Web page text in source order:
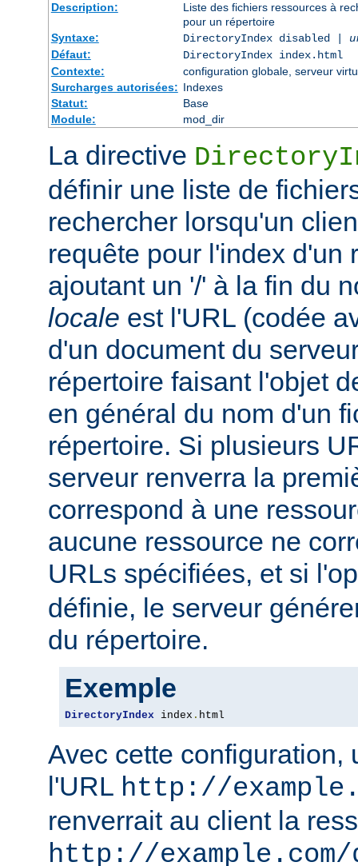
Description:
Liste des fichiers ressources à
pour un répertoire
Syntaxe:
DirectoryIndex disabled |
Défaut:
DirectoryIndex index.html
Contexte:
configuration globale, serveur
Surcharges autorisées: Indexes
Statut:
Base
Module:
mod_dir
La directive
définir une liste de
rechercher lorsqu'un
requête pour l'index d'un
ajoutant un '/' à la fin du
locale est l'URL (codée
d'un document du
répertoire faisant l'objet
en général du nom d'un
répertoire. Si plusieurs
serveur renverra la
correspond à une
aucune ressource ne
URLs spécifiées, et si
définie, le serveur
du répertoire.
Exemple
DirectoryIndex index . html
Avec cette configuration,
l'URL http://
renverrait au client la
http://